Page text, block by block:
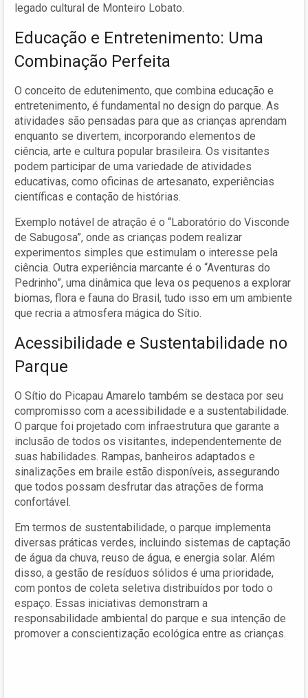
legado cultural de Monteiro Lobato.
Educação e Entretenimento: Uma
Combinação Perfeita
O conceito de edutenimento, que combina educação e
entretenimento, é fundamental no design do parque. As
atividades são pensadas para que as crianças aprendam
enquanto se divertem, incorporando elementos de
ciência, arte e cultura popular brasileira. Os visitantes
podem participar de uma variedade de atividades
educativas, como oficinas de artesanato, experiências
científicas e contação de histórias.
Exemplo notável de atração é o “Laboratório do Visconde
de Sabugosa”, onde as crianças podem realizar
experimentos simples que estimulam o interesse pela
ciência. Outra experiência marcante é o “Aventuras do
Pedrinho”, uma dinâmica que leva os pequenos a explorar
biomas, flora e fauna do Brasil, tudo isso em um ambiente
que recria a atmosfera mágica do Sítio.
Acessibilidade e Sustentabilidade no
Parque
O Sítio do Picapau Amarelo também se destaca por seu
compromisso com a acessibilidade e a sustentabilidade.
O parque foi projetado com infraestrutura que garante a
inclusão de todos os visitantes, independentemente de
suas habilidades. Rampas, banheiros adaptados e
sinalizações em braile estão disponíveis, assegurando
que todos possam desfrutar das atrações de forma
confortável.
Em termos de sustentabilidade, o parque implementa
diversas práticas verdes, incluindo sistemas de captação
de água da chuva, reuso de água, e energia solar. Além
disso, a gestão de resíduos sólidos é uma prioridade,
com pontos de coleta seletiva distribuídos por todo o
espaço. Essas iniciativas demonstram a
responsabilidade ambiental do parque e sua intenção de
promover a conscientização ecológica entre as crianças.